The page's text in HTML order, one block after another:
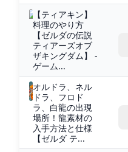
【ティアキン】
料理のやり方
【ゼルダの伝説
ティアーズオブ
ザキングダム】 -
ゲーム...
オルドラ、ネル
ドラ、フロド
ラ、白龍の出現
場所！龍素材の
入手方法と仕様
【ゼルダ テ...